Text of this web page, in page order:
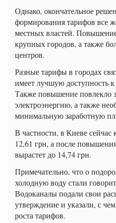
Однако, окончательное
формирования тарифов все
местных властей.
крупных городов, а также
центров.
Разные тарифы в городах
имеет лучшую доступность
Также повышение повлекло
электроэнергию, а также
минимальную заработную
В частности, в Киеве сейчас
12,61 грн, а после
вырастет до 14,74 грн.
Примечательно, что о
холодную воду стали
Водоканалы подали свои
утверждение и указали, с
роста тарифов.